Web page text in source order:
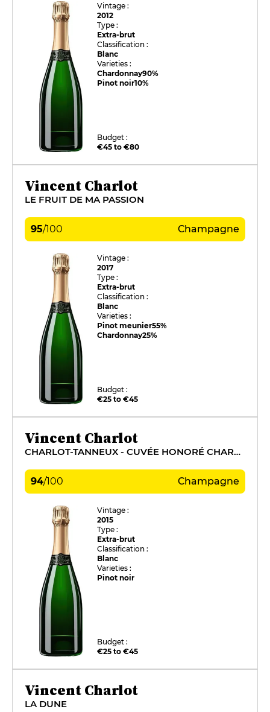
Vintage :
2012
Type :
Extra-brut
Classification :
Blanc
Varieties :
Chardonnay90%
Pinot noir10%
Budget :
€45 to €80
Vincent Charlot
LE FRUIT DE MA PASSION
95/100 Champagne
Vintage :
2017
Type :
Extra-brut
Classification :
Blanc
Varieties :
Pinot meunier55%
Chardonnay25%
Budget :
€25 to €45
Vincent Charlot
CHARLOT-TANNEUX - CUVÉE HONORÉ CHARLOT
94/100 Champagne
Vintage :
2015
Type :
Extra-brut
Classification :
Blanc
Varieties :
Pinot noir
Budget :
€25 to €45
Vincent Charlot
LA DUNE